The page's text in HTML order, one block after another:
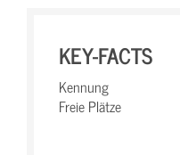
KEY-FACTS
Kennung
Freie Plätze